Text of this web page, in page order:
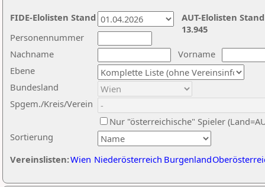
Nachname
Vorname
Ebene
Sortierung
Personennummer
Bundesland
Spgem./Kreis/Verein
Nur "österreichische" Spieler
Vereinslisten:Wien Niederösterreich Burgenland
AUT-Elolisten
13.945
FIDE-Elolisten Stand